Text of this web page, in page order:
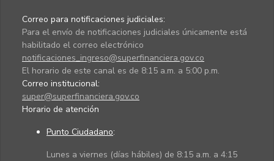
Correo para notificaciones judiciales:
Para el envío de notificaciones judiciales únicamente está
habilitado el correo electrónico
notificaciones_ingreso@superfinanciera.gov.co
El horario de este canal es de 8:15 a.m. a 5:00 p.m.
Correo institucional:
super@superfinanciera.gov.co
Horario de atención
Punto Ciudadano:
Lunes a viernes (días hábiles) de 8:15 a.m. a 4:15